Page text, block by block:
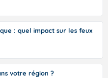
: quel impact sur les feux
votre région ?